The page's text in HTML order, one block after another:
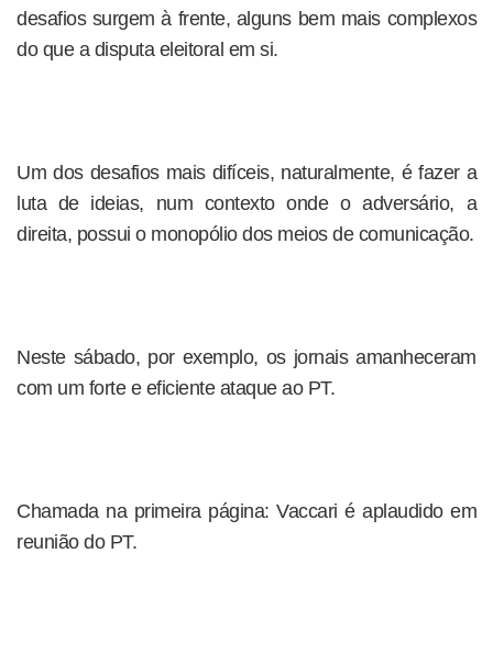
desafios surgem à frente, alguns bem mais complexos
do que a disputa eleitoral em si.
Um dos desafios mais difíceis, naturalmente, é fazer a
luta de ideias, num contexto onde o adversário, a
direita, possui o monopólio dos meios de comunicação.
Neste sábado, por exemplo, os jornais amanheceram
com um forte e eficiente ataque ao PT.
Chamada na primeira página: Vaccari é aplaudido em
reunião do PT.